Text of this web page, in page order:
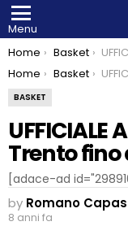
Menu
You are here:
Home Basket
UFFICIALE
You are here:
Home Basket UFFICIALE
BASKET
UFFICIALE
Trento fino
[adace-ad
by Romano
8 anni fa